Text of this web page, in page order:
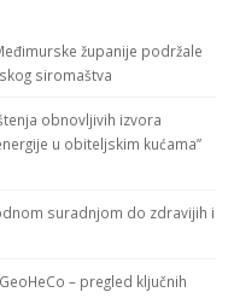
županije podržale
siromaštva
obnovljivih izvora
u obiteljskim kućama”
suradnjom do zdravijih i
– pregled ključnih